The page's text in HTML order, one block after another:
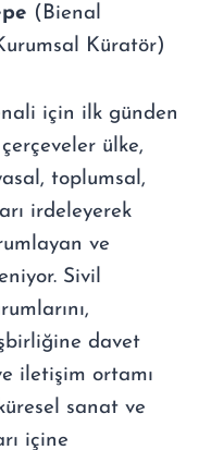
(Bienal
Küratör)
için ilk günden
ülke,
toplumsal,
irdeleyerek
ve
Sivil
davet
iletişim ortamı
sanat ve
içine